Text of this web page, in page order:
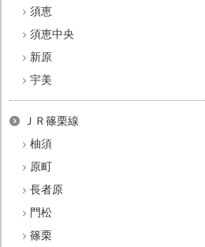
須恵
須恵中央
新原
宇美
ＪＲ篠栗線
柚須
原町
長者原
門松
篠栗